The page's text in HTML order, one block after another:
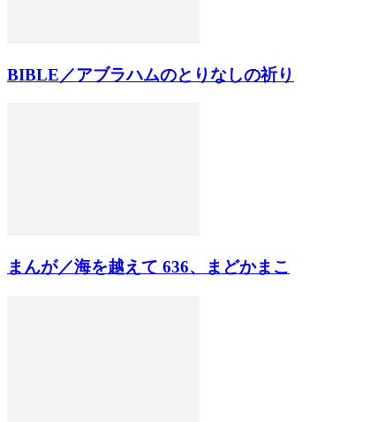
BIBLE／アブラハムのとりなしの祈り
まんが／海を越えて 636、まどかまこ